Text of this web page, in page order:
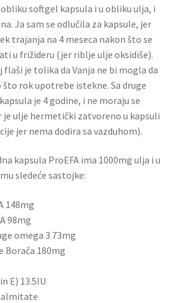
obliku softgel kapsula i u obliku ulja, i
Ja sam se odlučila za kapsule, jer
trajanja na 4 meseca nakon što se
u frižideru (jer riblje ulje oksidiše).
flaši je tolika da Vanja ne bi mogla da
rok upotrebe istekne. Sa druge
je 4 godine, i ne moraju se
ulje hermetički zatvoreno u kapsuli
jer nema dodira sa vazduhom).
kapsula ProEFA ima 1000mg ulja i u
sledeće sastojke:
148mg
98mg
omega 3 73mg
Borača 180mg
E) 13.5IU